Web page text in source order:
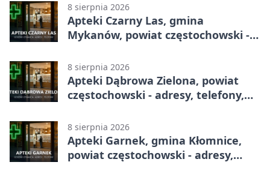
8 sierpnia 2026
Apteki Czarny Las, gmina
Mykanów, powiat częstochowski -
8 sierpnia 2026
Apteki Dąbrowa Zielona, powiat
częstochowski - adresy, telefony,
8 sierpnia 2026
Apteki Garnek, gmina Kłomnice,
powiat częstochowski - adresy,